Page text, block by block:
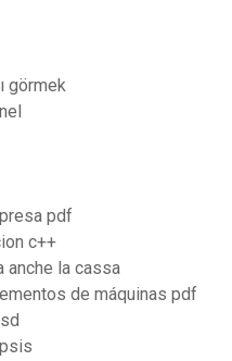
görmek
pdf
c++
anche la cassa
de máquinas pdf